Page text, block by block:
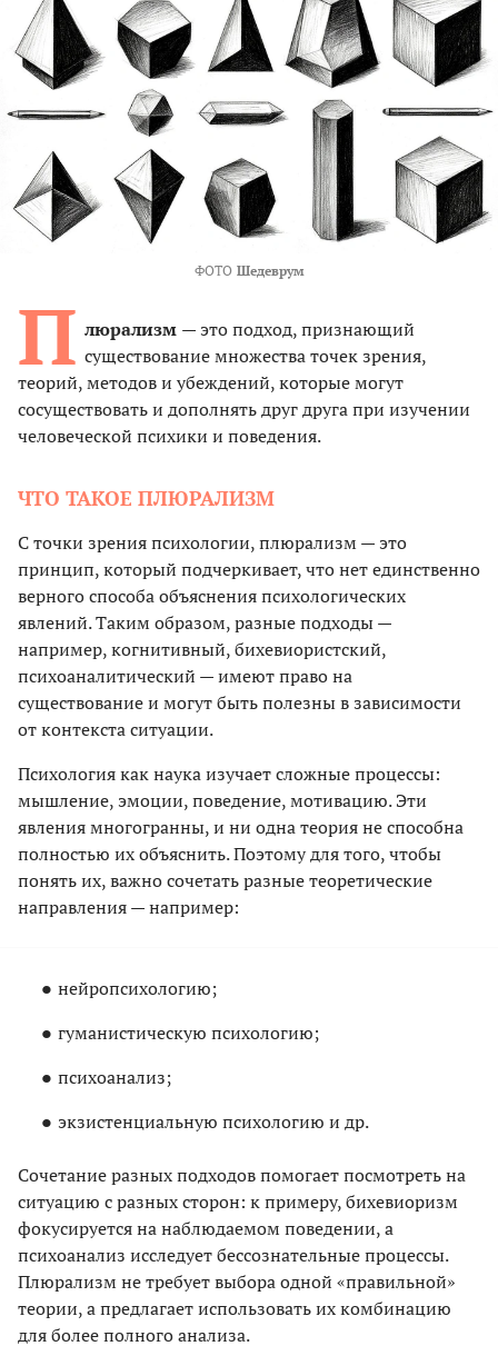
ФОТО Шедеврум
П люрализм — это подход, признающий
существование множества точек зрения,
теорий, методов и убеждений, которые могут
сосуществовать и дополнять друг друга при изучении
человеческой психики и поведения.
ЧТО ТАКОЕ ПЛЮРАЛИЗМ
С точки зрения психологии, плюрализм — это
принцип, который подчеркивает, что нет единственно
верного способа объяснения психологических
явлений. Таким образом, разные подходы —
например, когнитивный, бихевиористский,
психоаналитический — имеют право на
существование и могут быть полезны в зависимости
от контекста ситуации.
Психология как наука изучает сложные процессы:
мышление, эмоции, поведение, мотивацию. Эти
явления многогранны, и ни одна теория не способна
полностью их объяснить. Поэтому для того, чтобы
понять их, важно сочетать разные теоретические
направления — например:
нейропсихологию;
гуманистическую психологию;
психоанализ;
экзистенциальную психологию и др.
Сочетание разных подходов помогает посмотреть на
ситуацию с разных сторон: к примеру, бихевиоризм
фокусируется на наблюдаемом поведении, а
психоанализ исследует бессознательные процессы.
Плюрализм не требует выбора одной «правильной»
теории, а предлагает использовать их комбинацию
для более полного анализа.